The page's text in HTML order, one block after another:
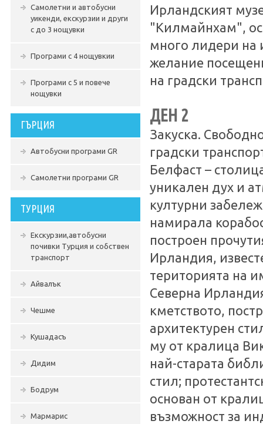
Самолетни и автобусни
уикенди, екскурзии и други
с до 3 нощувки
Програми с 4 нощувкии
Програми с 5 и повече
нощувки
ГЪРЦИЯ
Автобусни програми GR
Самолетни програми GR
ТУРЦИЯ
Екскурзии,автобусни
почивки Турция и собствен
транспорт
Айвалък
Чешме
Кушадасъ
Дидим
Бодрум
Мармарис
Ирландският
"Килмайнхам",
много лидери на
желание
на градски
ДЕН 2
Закуска.
градски
Белфаст –
уникален дух и
културни
намирала
построен
Ирландия,
територията на
Северна
кметството,
архитектурен
му от кралица
най-старата
стил;
основан от
възможност за